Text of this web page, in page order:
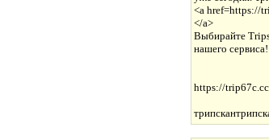
<a href=https://
</a>
Выбирайте
нашего сервиса!
https://trip67c.cc